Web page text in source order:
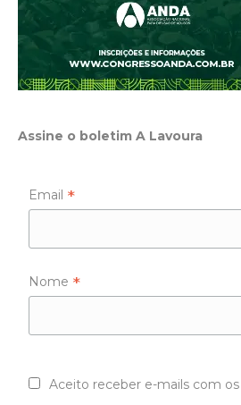
Assine o boletim A Lavoura
Email *
Nome *
Aceito receber e-mails com